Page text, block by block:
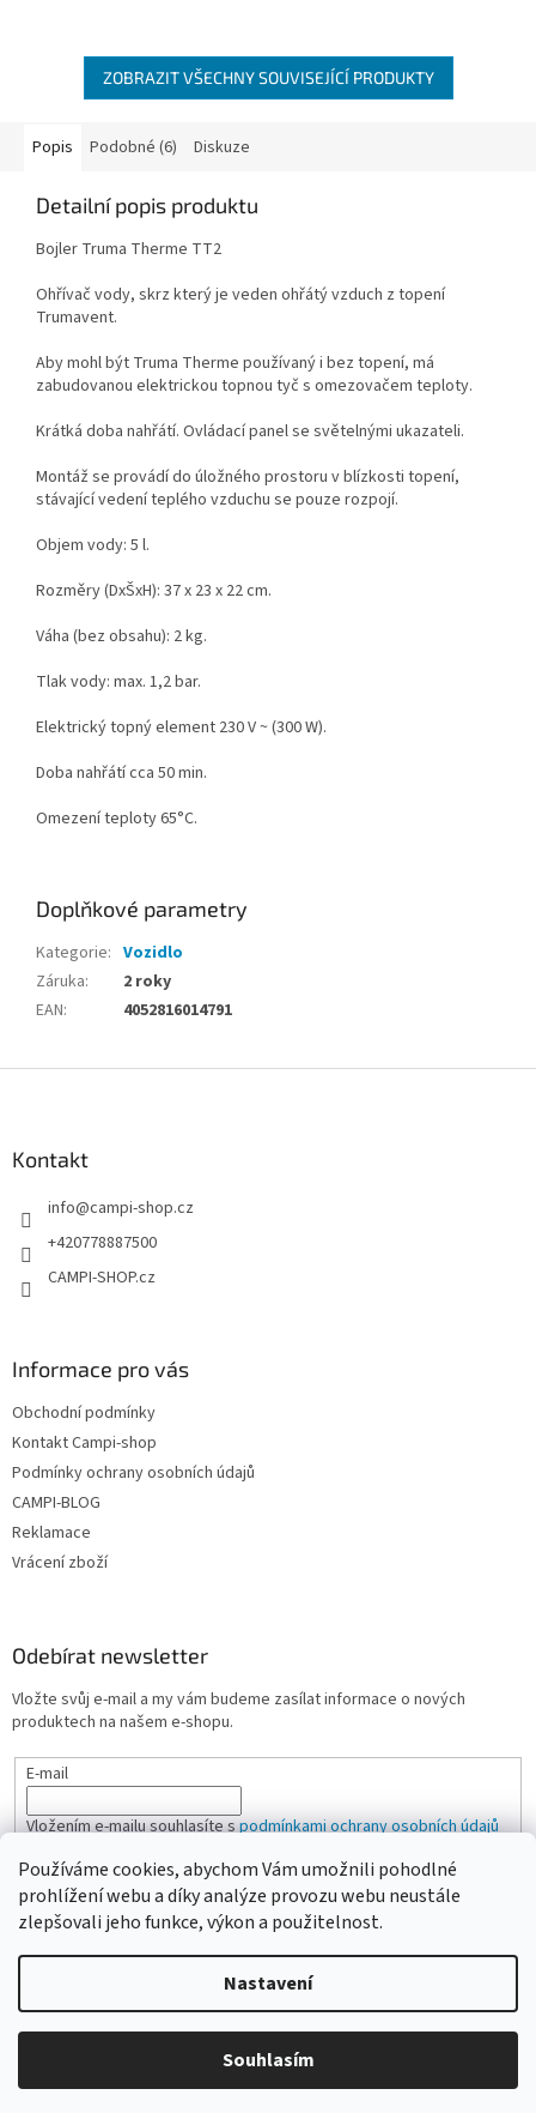
Používáme cookies, abychom Vám umožnili pohodlné
prohlížení webu a díky analýze provozu webu neustále
zlepšovali jeho funkce, výkon a použitelnost.
Nastavení
Souhlasím
Vážení zákazníci, pokud na eshopu nenajdete žádanou položku,
ZOBRAZIT VŠECHNY SOUVISEJÍCÍ PRODUKTY
Popis Podobné (6) Diskuze
Detailní popis produktu
Bojler Truma Therme TT2
Ohřívač vody, skrz který je veden ohřátý vzduch z topení
Trumavent.
Aby mohl být Truma Therme používaný i bez topení, má
zabudovanou elektrickou topnou tyč s omezovačem teploty.
Krátká doba nahřátí. Ovládací panel se světelnými ukazateli.
Montáž se provádí do úložného prostoru v blízkosti topení,
stávající vedení teplého vzduchu se pouze rozpojí.
Objem vody: 5 l.
Rozměry (DxŠxH): 37 x 23 x 22 cm.
Váha (bez obsahu): 2 kg.
Tlak vody: max. 1,2 bar.
Elektrický topný element 230 V ~ (300 W).
Doba nahřátí cca 50 min.
Omezení teploty 65°C.
Doplňkové parametry
Kategorie: Vozidlo
Záruka:
2 roky
EAN: 4052816014791
Kontakt
info@campi-shop.cz
+420778887500
CAMPI-SHOP.cz
Informace pro vás
Obchodní podmínky
Kontakt Campi-shop
Podmínky ochrany osobních údajů
CAMPI-BLOG
Reklamace
Vrácení zboží
Odebírat newsletter
Vložte svůj e-mail a my vám budeme zasílat informace o nových
produktech na našem e-shopu.
E-mail
Vložením e-mailu souhlasíte spodmínkami ochrany osobních údajů
PŘIHLÁSIT SE
Vytvořil Shoptet
CAMPI-SHOP.cz. Všechna práva vyhrazena.